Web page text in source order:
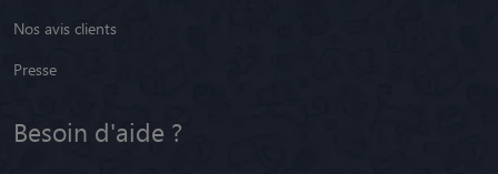
Nos avis clients
Presse
Besoin d'aide ?